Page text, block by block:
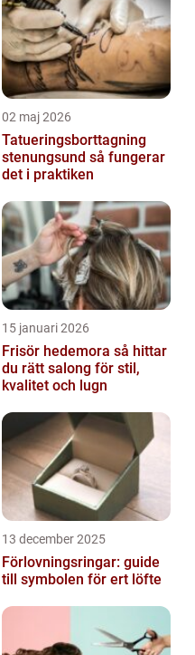
02 maj 2026
Tatueringsborttagning
stenungsund så fungerar
det i praktiken
15 januari 2026
Frisör hedemora så hittar
du rätt salong för stil,
kvalitet och lugn
13 december 2025
Förlovningsringar: guide
till symbolen för ert löfte